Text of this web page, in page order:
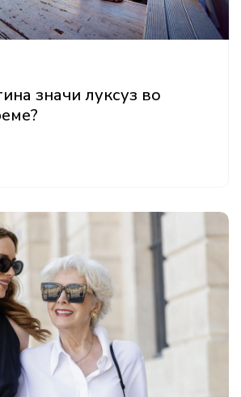
значи луксуз во